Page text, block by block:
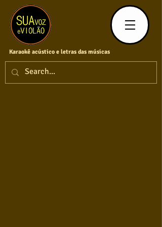
Karaokê acústico e letras das músicas